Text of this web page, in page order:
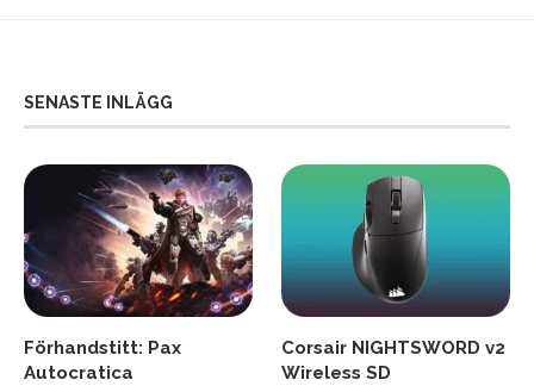
SENASTE INLÄGG
Förhandstitt: Pax
Autocratica
Corsair NIGHTSWORD v2
Wireless SD